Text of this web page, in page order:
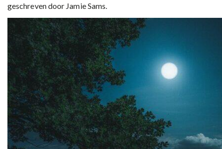
geschreven door Jamie Sams.